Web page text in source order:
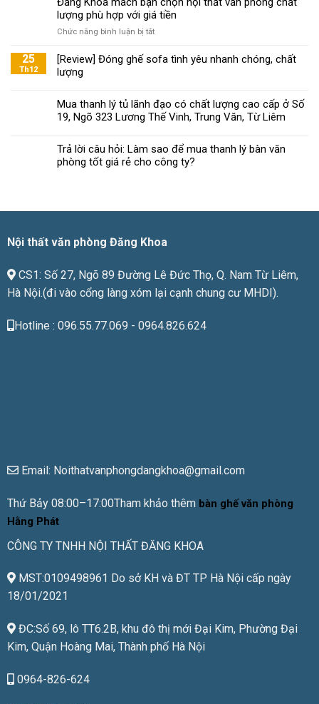
mách
tiêu
chọn
phòng
đạt
lượng phù hợp với giá tiền
Chức năng bình luận bị tắtở
Khoa
nội
thất
chất
lượng
giá
25
Th12
[Review] Đóng ghế sofa tình yêu nhanh chóng, chất
lượng
Mua thanh lý tủ lãnh đạo có chất lượng cao cấp ở Số
19, Ngõ 323 Lương Thế Vinh, Trung Văn, Từ Liêm
Trả lời câu hỏi: Làm sao để mua thanh lý bàn văn
phòng tốt giá rẻ cho công ty?
Nội thất văn phòng Đăng Khoa
CS1: Số 27, Ngõ 89 Đường Lê Đức Thọ, Q. Nam Từ Liêm,
Hà Nội.(đi vào cổng làng xóm lại cạnh chung cư MHDI).
Hotline : 096.55.77.069 - 0964.826.624
Email: Noithatvanphongdangkhoa@gmail.com
Thứ Bảy 08:00–17:00Tham khảo thêm bàn ghế văn phòng
Hằng Phát
CÔNG TY TNHH NỘI THẤT ĐĂNG KHOA
MST:0109498961 Do sở KH và ĐT TP Hà Nội cấp ngày
18/01/2021
ĐC:Số 69, lô TT6.2B, khu đô thị mới Đại Kim, Phường Đại
Kim, Quận Hoàng Mai, Thành phố Hà Nội
0964-826-624